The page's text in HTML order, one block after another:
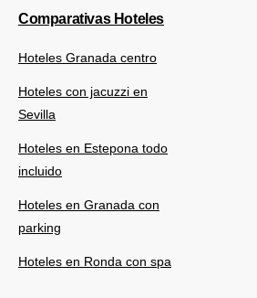
Comparativas Hoteles
Hoteles Granada centro
Hoteles con jacuzzi en
Sevilla
Hoteles en Estepona todo
incluido
Hoteles en Granada con
parking
Hoteles en Ronda con spa